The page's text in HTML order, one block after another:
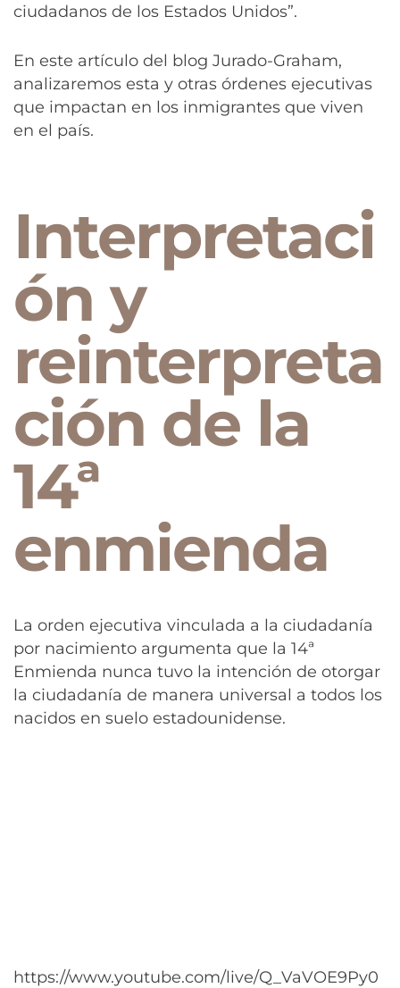
ciudadanos de los Estados Unidos”.
En este artículo del blog Jurado-Graham,
analizaremos esta y otras órdenes ejecutivas
que impactan en los inmigrantes que viven
en el país.
Interpretaci
ón y
reinterpreta
ción de la
14ª
enmienda
La orden ejecutiva vinculada a la ciudadanía
por nacimiento argumenta que la 14ª
Enmienda nunca tuvo la intención de otorgar
la ciudadanía de manera universal a todos los
nacidos en suelo estadounidense.
https://www.youtube.com/live/Q_VaVOE9Py0